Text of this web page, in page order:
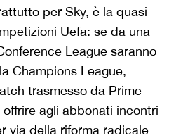
per Sky, è la quasi
Uefa: se da una
League saranno
Champions League,
trasmesso da Prime
agli abbonati incontri
via della riforma radicale